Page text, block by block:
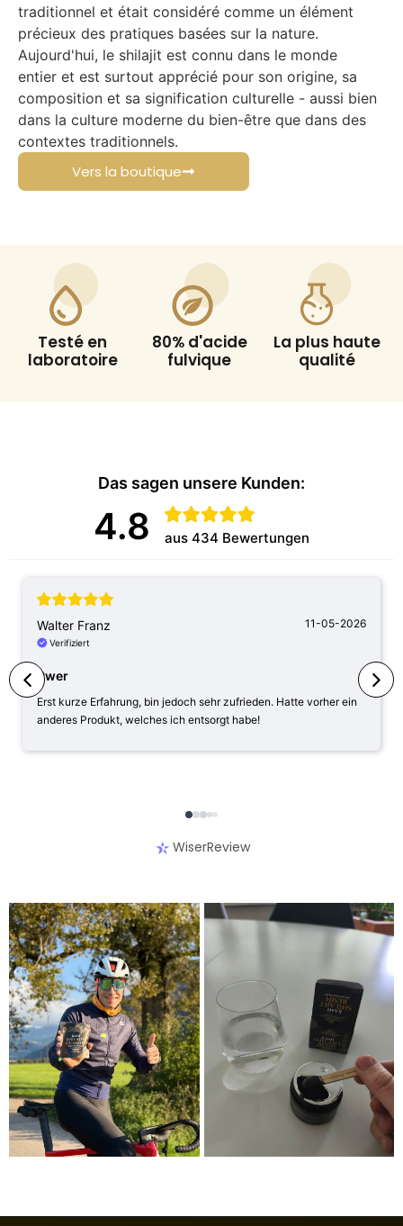
traditionnel et était considéré comme un élément
précieux des pratiques basées sur la nature.
Aujourd'hui, le shilajit est connu dans le monde
entier et est surtout apprécié pour son origine, sa
composition et sa signification culturelle - aussi bien
dans la culture moderne du bien-être que dans des
contextes traditionnels.
Vers la boutique
Testé en
laboratoire
80% d'acide
fulvique
La plus haute
qualité
Das sagen unsere Kunden:
4.8 aus 434 Bewertungen
Walter Franz 11-05-2026
Verifiziert
Pwer
Erst kurze Erfahrung, bin jedoch sehr zufrieden. Hatte vorher ein
anderes Produkt, welches ich entsorgt habe!
WiserReview